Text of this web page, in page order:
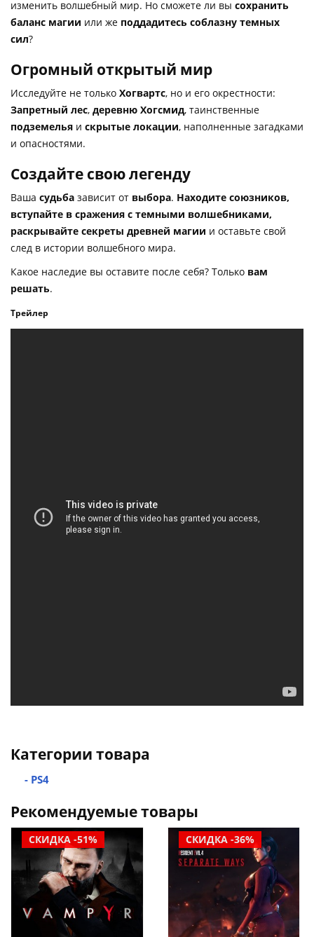
изменить волшебный мир. Но сможете ли вы сохранить
баланс магии или же поддадитесь соблазну темных
сил?
Огромный открытый мир
Исследуйте не только Хогвартс, но и его окрестности:
Запретный лес, деревню Хогсмид, таинственные
подземелья и скрытые локации, наполненные загадками
и опасностями.
Создайте свою легенду
Ваша судьба зависит от выбора. Находите союзников,
вступайте в сражения с темными волшебниками,
раскрывайте секреты древней магии и оставьте свой
след в истории волшебного мира.
Какое наследие вы оставите после себя? Только вам
решать.
Трейлер
Категории товара
- PS4
Рекомендуемые товары
СКИДКА -51% СКИДКА -36%